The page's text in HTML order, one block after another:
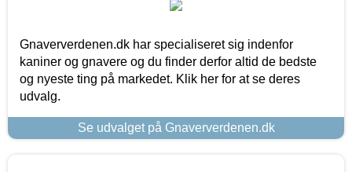
Gnaververdenen.dk har specialiseret sig indenfor
kaniner og gnavere og du finder derfor altid de bedste
og nyeste ting på markedet. Klik her for at se deres
udvalg.
Se udvalget på Gnaververdenen.dk